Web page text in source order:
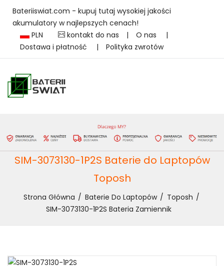
Bateriiswiat.com - kupuj tutaj wysokiej jakości
akumulatory w najlepszych cenach!
PLN
kontakt do nas | O nas
|
Dostawa i płatność
| Polityka zwrotów
SIM-3073130-1P2S Baterie do Laptopów
Toposh
Strona Główna Baterie Do Laptopów
Toposh
SIM-3073130-1P2S Bateria Zamiennik